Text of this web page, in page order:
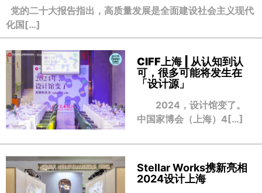
党的二十大报告指出，高质量发展是全面建设社会主义现代
化国[…]
CIFF上海 | 从认知到认
可，很多可能将发生在
「设计源」
2024，设计馆变了。
中国家博会（上海）4[…]
Stellar Works携新亮相
2024设计上海